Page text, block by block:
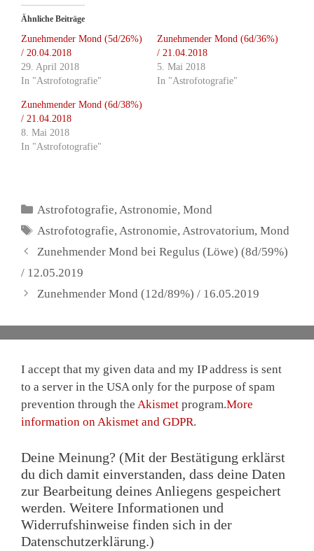
Ähnliche Beiträge
Zunehmender Mond (5d/26%)
/ 20.04.2018
29. April 2018
In "Astrofotografie"
Zunehmender Mond (6d/36%)
/ 21.04.2018
5. Mai 2018
In "Astrofotografie"
Zunehmender Mond (6d/38%)
/ 21.04.2018
8. Mai 2018
In "Astrofotografie"
Kategorien
Astrofotografie,Astronomie,Mond
Schlagwörter
Astrofotografie,Astronomie,Astrovatorium,Mond
Zunehmender Mond bei Regulus (Löwe) (8d/59%)
/ 12.05.2019
Zunehmender Mond (12d/89%) / 16.05.2019
I accept that my given data and my IP address is sent
to a server in the USA only for the purpose of spam
prevention through the Akismet program.More
information on Akismet and GDPR.
Deine Meinung? (Mit der Bestätigung erklärst
du dich damit einverstanden, dass deine Daten
zur Bearbeitung deines Anliegens gespeichert
werden. Weitere Informationen und
Widerrufshinweise finden sich in der
Datenschutzerklärung.)